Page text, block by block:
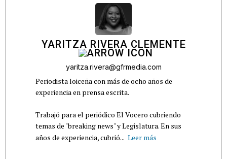
YARITZA RIVERA CLEMENTE
yaritza.rivera@gfrmedia.com
Periodista loiceña con más de ocho años de
experiencia en prensa escrita.
Trabajó para el periódico El Vocero cubriendo
temas de "breaking news" y Legislatura. En sus
años de experiencia, cubrió... Leer más